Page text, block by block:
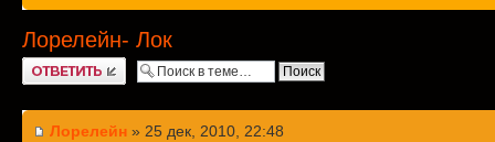
Лорелейн- Лок
Ответить
Лорелейн » 25 дек, 2010, 22:48